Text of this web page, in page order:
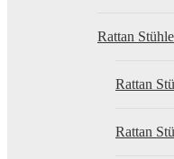
Rattan Stühle
Rattan
Rattan